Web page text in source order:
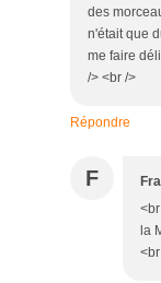
des
n'était que
me faire
/> <br />
Répondre
F
la